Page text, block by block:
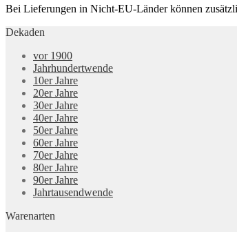
Bei Lieferungen in Nicht-EU-Länder können
Dekaden
vor 1900
Jahrhundertwende
10er Jahre
20er Jahre
30er Jahre
40er Jahre
50er Jahre
60er Jahre
70er Jahre
80er Jahre
90er Jahre
Jahrtausendwende
Warenarten